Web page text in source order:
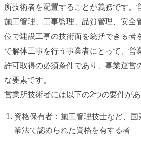
所技術者を配置することが義務です。
施工管理、工事監理、品質管理、安全
位で建設工事の技術面を統括できる者
で解体工事を行う事業者にとって、営
許可取得の必須条件であり、事業運営
な要素です。
営業所技術者には以下の2つの要件があ
資格保有者：施工管理技士など、国
業法で認められた資格を有する者